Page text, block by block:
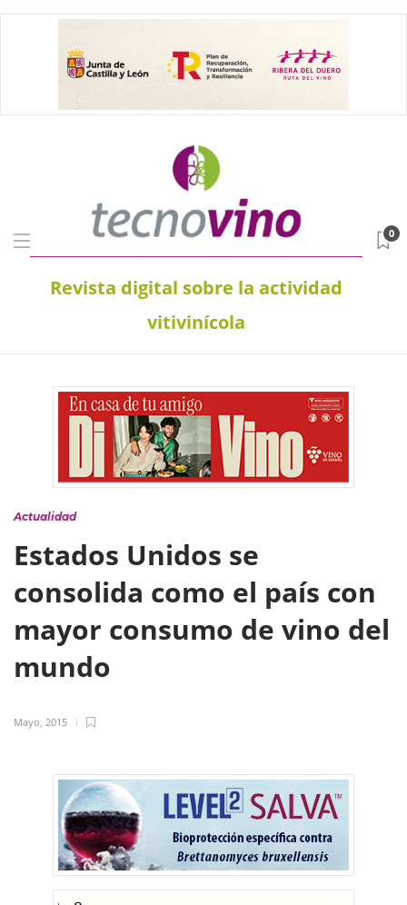
Revista digital sobre la actividad
vitivinícola
0
Actualidad
Estados Unidos se
consolida como el país con
mayor consumo de vino del
mundo
Mayo, 2015